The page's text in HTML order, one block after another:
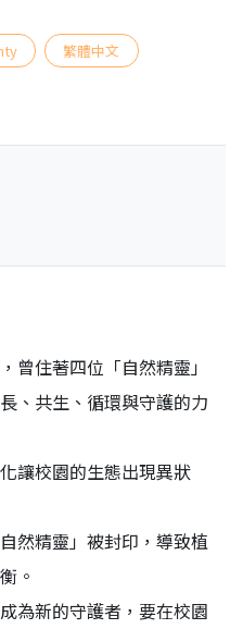
繁體中文
曾住著四位「自然精靈」
、共生、循環與守護的力
讓校園的生態出現異狀
然精靈」被封印，導致植
。
為新的守護者，要在校園